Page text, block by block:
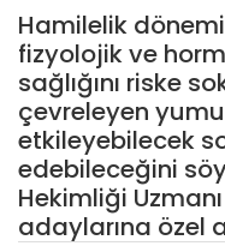
Hamilelik
fizyolojik ve
sağlığını riske
çevreleyen
etkileyebilecek
edebileceğini
Hekimliği
adaylarına özel